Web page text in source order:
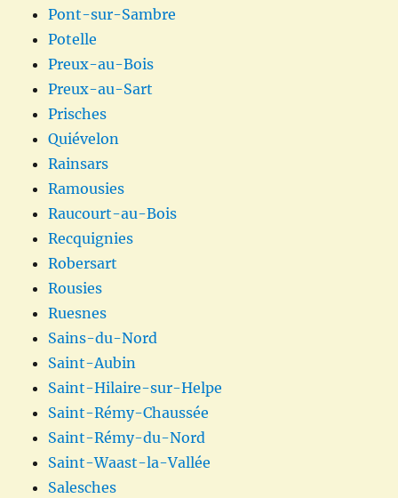
Pont-sur-Sambre
Potelle
Preux-au-Bois
Preux-au-Sart
Prisches
Quiévelon
Rainsars
Ramousies
Raucourt-au-Bois
Recquignies
Robersart
Rousies
Ruesnes
Sains-du-Nord
Saint-Aubin
Saint-Hilaire-sur-Helpe
Saint-Rémy-Chaussée
Saint-Rémy-du-Nord
Saint-Waast-la-Vallée
Salesches